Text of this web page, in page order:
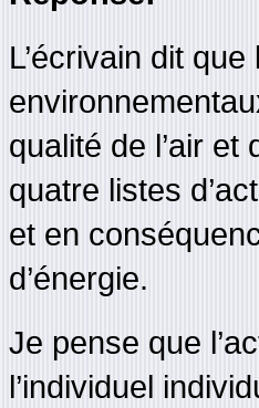
L’écrivain dit
qualité de l’air et
quatre listes
et en
d’énergie.
Je pense que
l’individuel